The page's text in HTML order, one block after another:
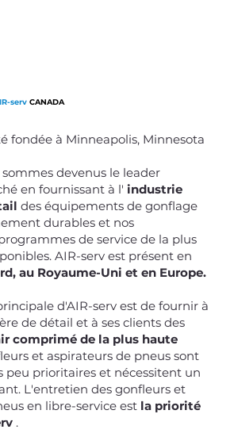
servCANADA
fondée à Minneapolis, Minnesota
sommes devenus le leader
en fournissant à l'industrie
des équipements de gonflage
durables et nos
de service de la plus
AIR-serv est présent en
au Royaume-Uni et en Europe.
d'AIR-serv est de fournir à
de détail et à ses clients des
comprimé de la plus haute
et aspirateurs de pneus sont
peu prioritaires et nécessitent un
L'entretien des gonfleurs et
en libre-service est la priorité
.